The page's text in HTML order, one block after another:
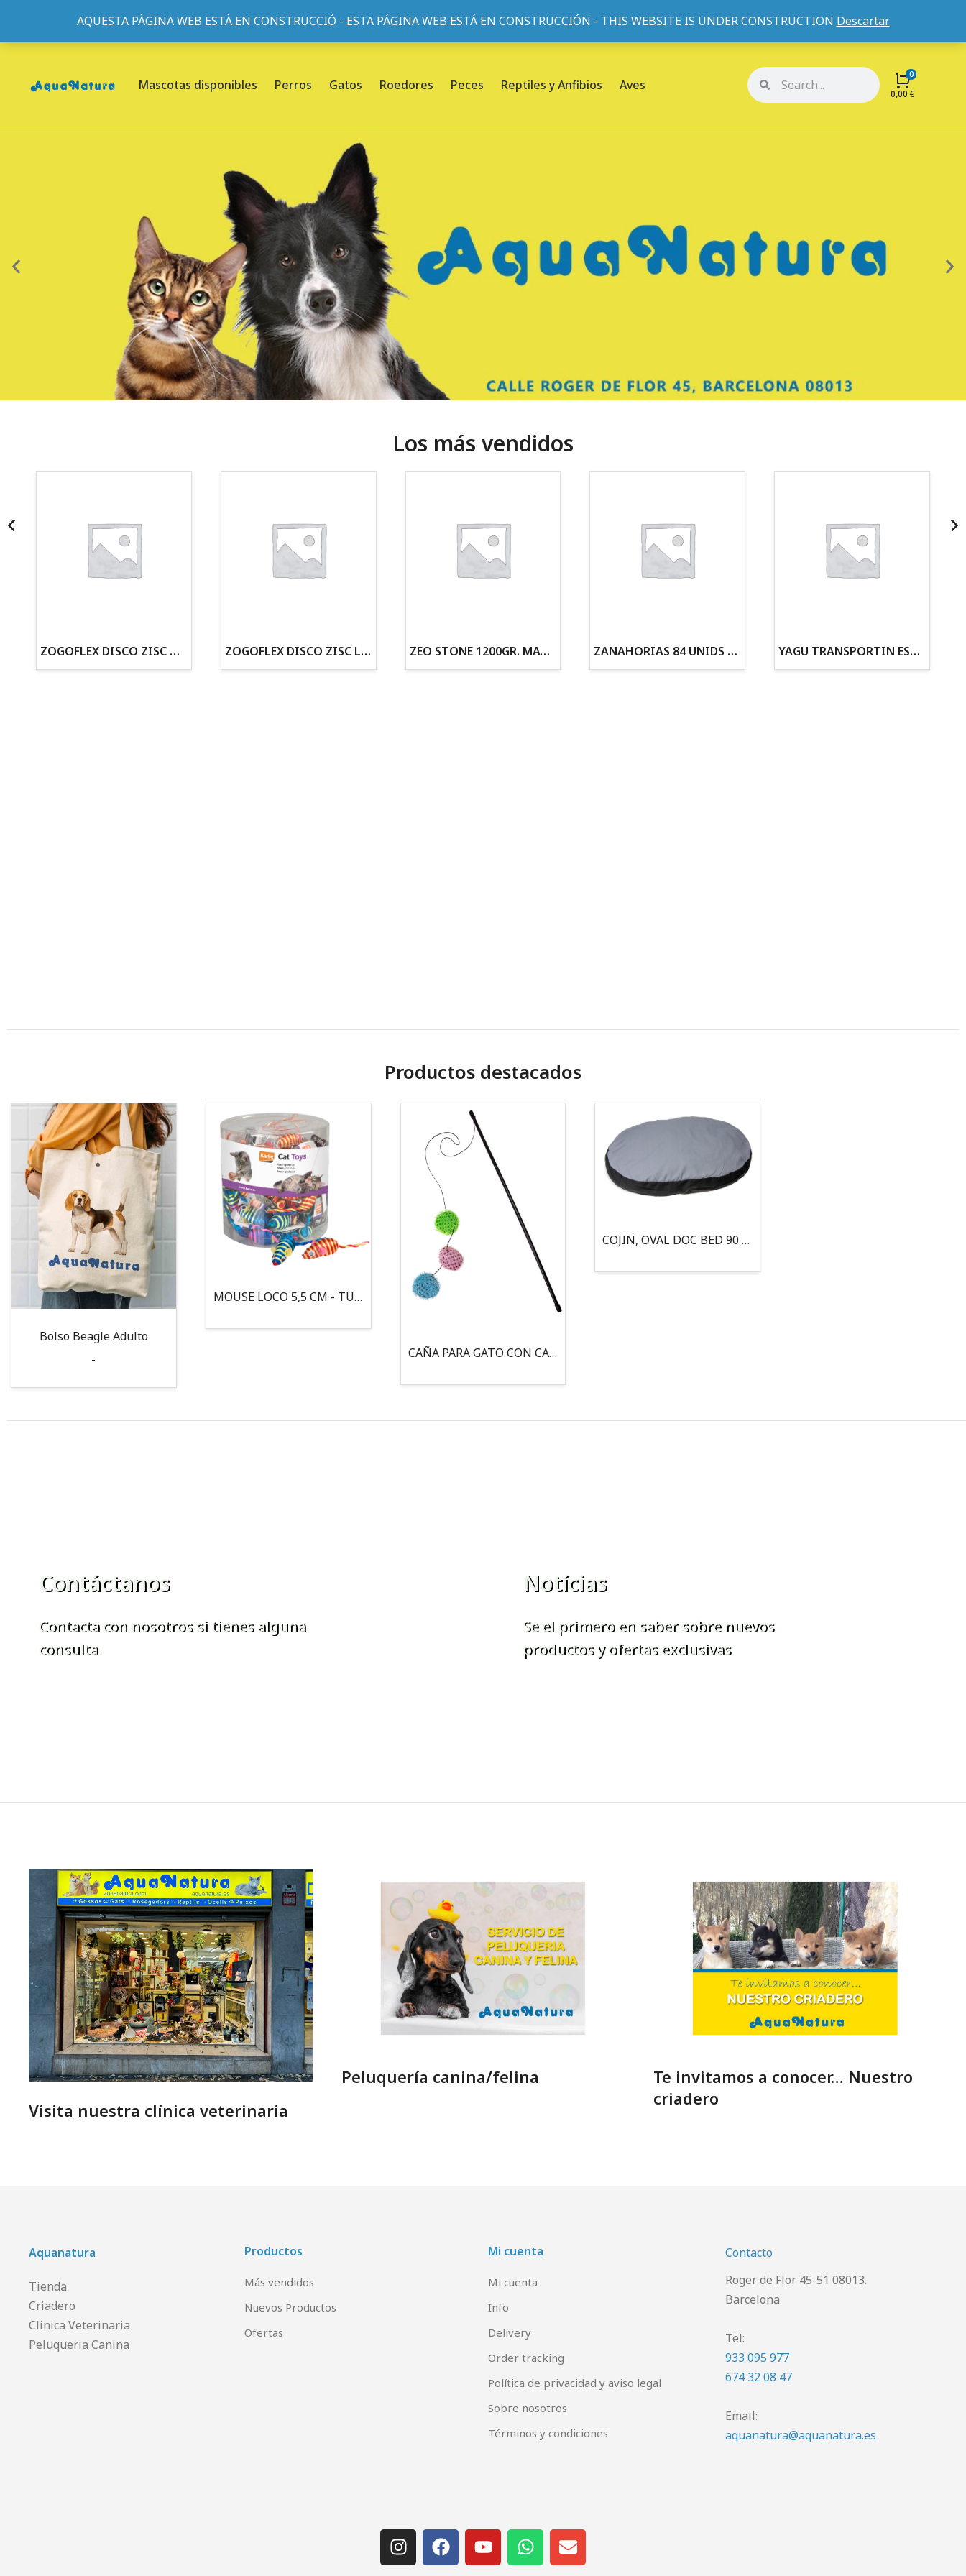
AQUESTA PÀGINA WEB ESTÀ EN CONSTRUCCIÓ - ESTA PÁGINA WEB ESTÁ EN CONSTRUCCIÓN - THIS WEBSITE IS UNDER CONSTRUCTION Descartar
933095977-933152057-933103463- C/ de Roger de Flor, 45, L'Eixample, 08013 Barcelona |Sobre nosotros Mi cuenta Mis pedidos
Mascotas disponibles Perros Gatos Roedores Peces Reptiles y Anfibios Aves
0,00€
¡Somos Aquanatura!
· Tienda especializada en mascotas
Los más vendidos
ZOGOFLEX DISCO ZISC MINI (16CM) FLUORESCENTE ZOGOFLEX DISCO ZISC L (21.6CM) FLUORESCENTE ZEO STONE 1200GR. MATERIAL FILTRANTE ZANAHORIAS 84 UNIDS EN DISPLAY YAGU TRANSPORTIN ESPUMA CAMUFLAJE Nº1 36x30x28
Productos destacados
Bolso Beagle Adulto
-
MOUSE LOCO 5,5 CM - TUBO
CAÑA PARA GATO CON CASCABEL, 3 PELOTAS CON CATNIP
COJIN, OVAL DOC BED 90 X 66 X 10CM GRIS/NEGRO, 95°
Contáctanos
Contacta con nosotros si tienes alguna
consulta
Notícias
Se el primero en saber sobre nuevos
productos y ofertas exclusivas
Visita nuestra clínica veterinaria
Peluquería canina/felina
Te invitamos a conocer… Nuestro
criadero
Aquanatura
Tienda
Criadero
Clinica Veterinaria
Peluqueria Canina
Productos
Más vendidos
Nuevos Productos
Ofertas
Mi cuenta
Mi cuenta
Info
Delivery
Order tracking
Política de privacidad y aviso legal
Sobre nosotros
Términos y condiciones
Contacto
Roger de Flor 45-51 08013.
Barcelona
Tel:
933 095 977
674 32 08 47
Email:
aquanatura@aquanatura.es